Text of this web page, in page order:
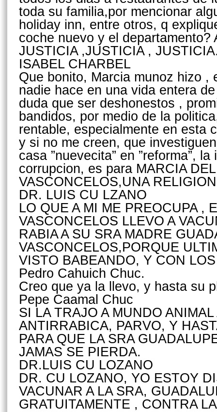
toda su familia,por mencionar
holiday inn, entre otros, q
coche nuevo y el departamento?
JUSTICIA ,JUSTICIA ,
ISABEL CHARBEL
Que bonito, Marcia munoz hizo ,
nadie hace en una vida entera
duda que ser deshonestos ,
bandidos, por medio de la
rentable, especialmente en esta
y si no me creen, que
casa ”nuevecita” en ”reforma”,
corrupcion, es para MARCIA
VASCONCELOS,UNA
DR. LUIS CU LZANO
LO QUE A MI ME PREOCUPA ,
VASCONCELOS LLEVO A
RABIA A SU SRA MADRE
VASCONCELOS,PORQUE
VISTO BABEANDO, Y CON
Pedro Cahuich Chuc.
Creo que ya la llevo, y hasta su
Pepe Caamal Chuc
SI LA TRAJO A MUNDO ANIMAL
ANTIRRABICA, PARVO, Y
PARA QUE LA SRA
JAMAS SE PIERDA.
DR.LUIS CU LOZANO
DR. CU LOZANO, YO ESTOY
VACUNAR A LA SRA,
GRATUITAMENTE , CONTRA